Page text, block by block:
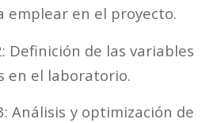
emplear en el proyecto.
de las variables
en el laboratorio.
y optimización de